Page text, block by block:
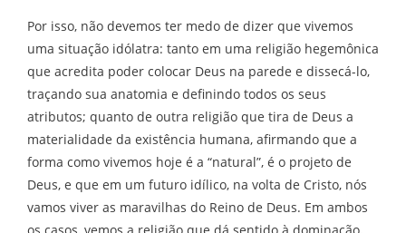
Por isso, não devemos ter medo de dizer que vivemos
uma situação idólatra: tanto em uma religião hegemônica
que acredita poder colocar Deus na parede e dissecá-lo,
traçando sua anatomia e definindo todos os seus
atributos; quanto de outra religião que tira de Deus a
materialidade da existência humana, afirmando que a
forma como vivemos hoje é a “natural”, é o projeto de
Deus, e que em um futuro idílico, na volta de Cristo, nós
vamos viver as maravilhas do Reino de Deus. Em ambos